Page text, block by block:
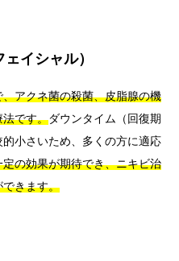
イシャル）
アクネ菌の殺菌、皮脂腺の機
法です。ダウンタイム（回復期
小さいため、多くの方に適応
の効果が期待でき、ニキビ治
できます。